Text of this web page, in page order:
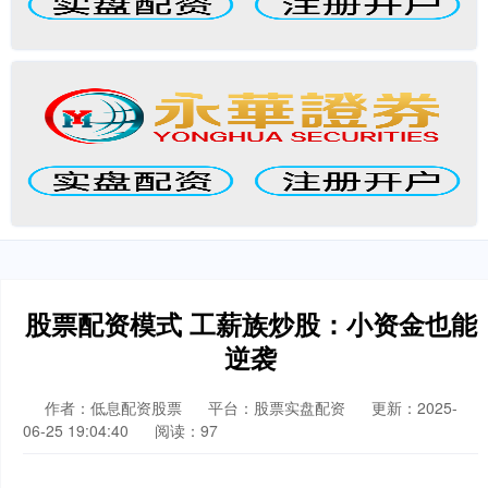
股票配资模式 工薪族炒股：小资金也能
逆袭
作者：低息配资股票 平台：股票实盘配资
更新：2025-
06-25 19:04:40
阅读：97